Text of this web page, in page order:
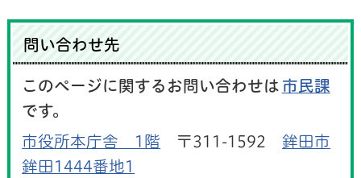
問い合わせ先
このページに関するお問い合わせは 市民課
です。
市役所本庁舎 1階 〒311-1592 鉾田市
鉾田1444番地1